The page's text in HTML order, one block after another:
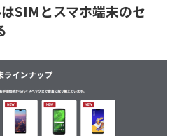
SIMとスマホ端末のセ